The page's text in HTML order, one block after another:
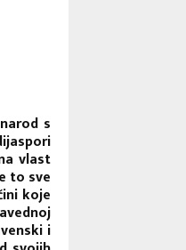
s
vlast
to sve
koje
i